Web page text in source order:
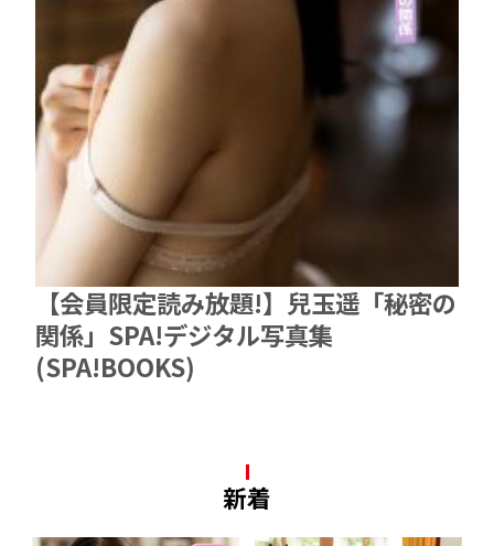
【会員限定読み放題!】兒玉遥「秘密の
関係」SPA!デジタル写真集
(SPA!BOOKS)
新着